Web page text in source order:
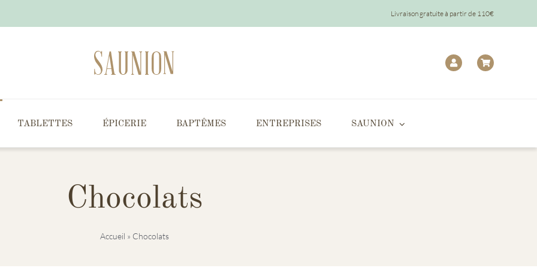
Livraison gratuite à partir de 110€
TABLETTES ÉPICERIE BAPTÊMES ENTREPRISES SAUNION
Chocolats
Accueil » Chocolats